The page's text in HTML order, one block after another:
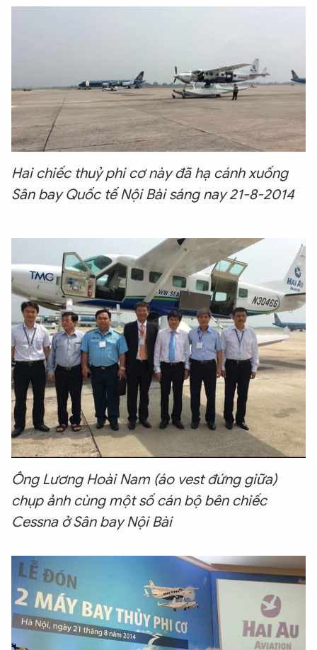
Hai chiếc thuỷ phi cơ này đã hạ cánh xuống
Sân bay Quốc tế Nội Bài sáng nay 21-8-2014
Ông Lương Hoài Nam (áo vest đứng giữa)
chụp ảnh cùng một số cán bộ bên chiếc
Cessna ở Sân bay Nội Bài